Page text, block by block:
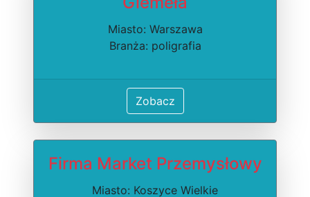
Miasto: Warszawa
Branża: poligrafia
Zobacz
Firma Market Przemysłowy
Miasto: Koszyce Wielkie